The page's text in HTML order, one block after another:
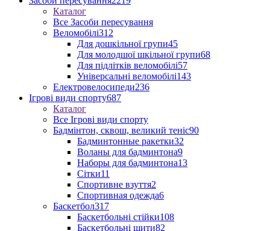
Каталог
Все Засоби пересування
Веломобілі312
Для дошкільної групи45
Для молодшої шкільної групи68
Для підлітків веломобілі57
Універсальні веломобілі143
Електровелосипеди236
Ігрові види спорту687
Каталог
Все Ігрові види спорту
Бадмінтон, сквош, великий теніс90
Бадминтонные ракетки32
Воланы для бадминтона9
Наборы для бадминтона13
Сітки11
Спортивне взуття2
Спортивная одежда6
Баскетбол317
Баскетбольні стійки108
Баскетбольні щити82